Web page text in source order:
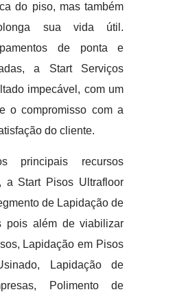
do piso, mas também
sua vida útil.
de ponta e
a Start Serviços
impecável, com um
o compromisso com a
do cliente.
principais recursos
a Start Pisos Ultrafloor
de Lapidação de
pois além de viabilizar
Lapidação em Pisos
Lapidação de
Polimento de